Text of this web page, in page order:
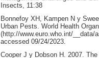
Insects, 11:38
Bonnefoy XH, Kampen N y
Urban Pests. World Health
(http://www.euro.who.int/__data/
accessed 09/24/2023.
Cooper J y Dobson H. 2007.